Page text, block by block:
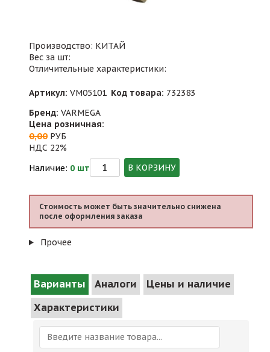
Производство: КИТАЙ
Вес за шт:
Отличительные характеристики:
Артикул: VM05101 Код товара: 732383
Бренд: VARMEGA
Цена розничная:
0,00 РУБ
НДС 22%
Наличие: 0 шт В КОРЗИНУ
Стоимость может быть значительно снижена
после оформления заказа
Прочее
Варианты Аналоги
Цены и наличие
Характеристики